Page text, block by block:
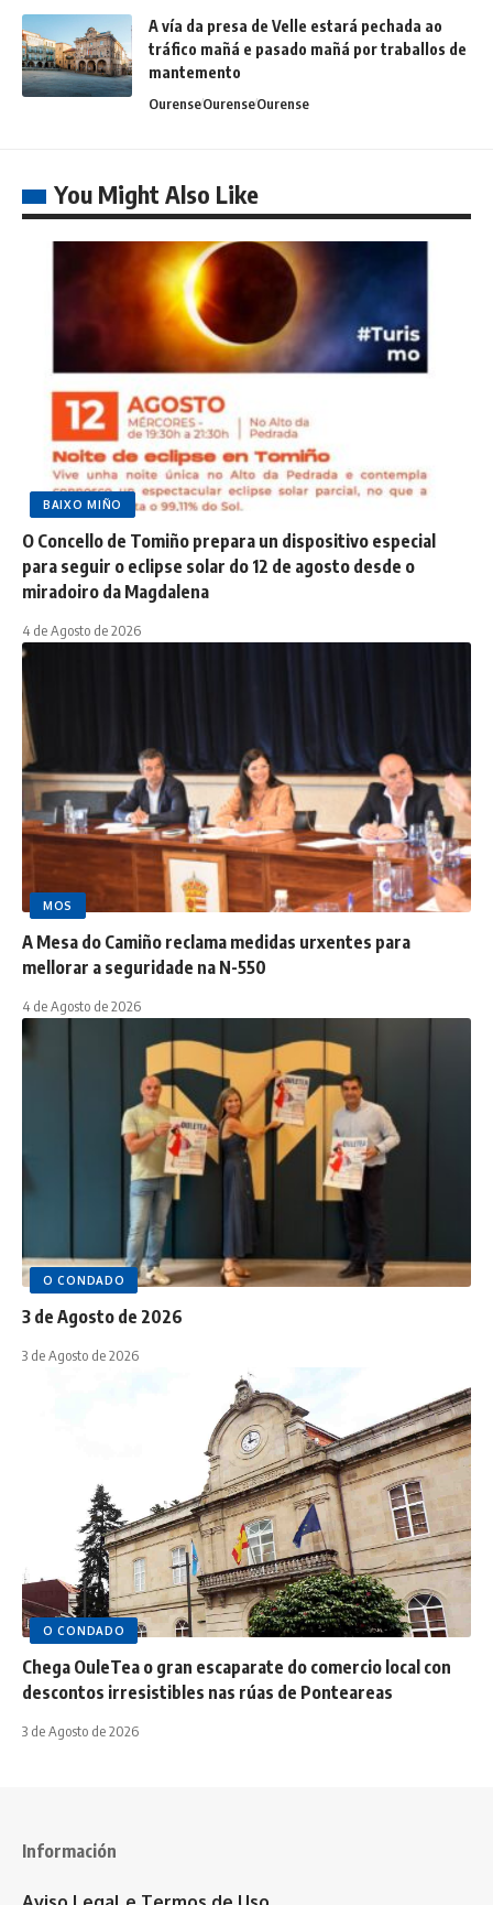
A vía da presa de Velle estará pechada ao
tráfico mañá e pasado mañá por traballos de
mantemento
OurenseOurenseOurense
You Might Also Like
BAIXO MIÑO
O Concello de Tomiño prepara un dispositivo especial
para seguir o eclipse solar do 12 de agosto desde o
miradoiro da Magdalena
4 de Agosto de 2026
MOS
A Mesa do Camiño reclama medidas urxentes para
mellorar a seguridade na N-550
4 de Agosto de 2026
O CONDADO
3 de Agosto de 2026
3 de Agosto de 2026
O CONDADO
Chega OuleTea o gran escaparate do comercio local con
descontos irresistibles nas rúas de Ponteareas
3 de Agosto de 2026
Información